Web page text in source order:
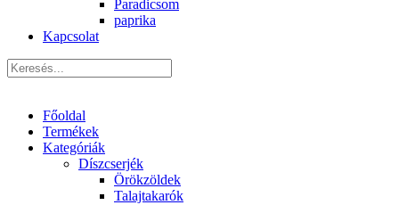
Paradicsom
paprika
Kapcsolat
Főoldal
Termékek
Kategóriák
Díszcserjék
Örökzöldek
Talajtakarók